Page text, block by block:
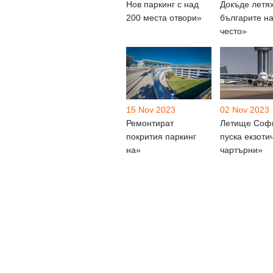
Нов паркинг с над
200 места отвори»
Докъде
българите
често»
15 Nov 2023
Ремонтират
покрития паркинг
на»
02 Nov 2023
Летище
пуска
чартърни»